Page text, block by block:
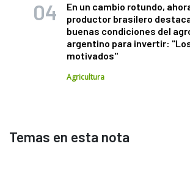
En un cambio rotundo,
productor brasilero
buenas condiciones del
argentino para invertir:
motivados"
Agricultura
Temas en esta nota